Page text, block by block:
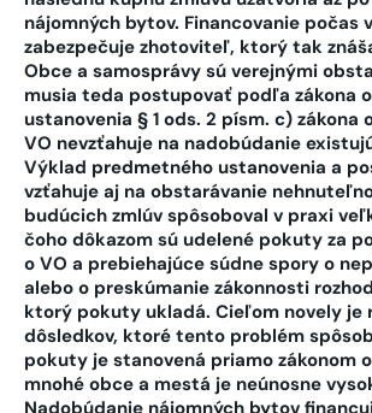
nájomných bytov. Financovanie počas
zabezpečuje zhotoviteľ, ktorý tak
Obce a samosprávy sú verejnými
musia teda postupovať podľa zákona
ustanovenia § 1 ods. 2 písm. c) zákona
VO nevzťahuje na nadobúdanie
Výklad predmetného ustanovenia a
vzťahuje aj na obstarávanie
budúcich zmlúv spôsoboval v praxi
čoho dôkazom sú udelené pokuty za
o VO a prebiehajúce súdne spory o
alebo o preskúmanie zákonnosti
ktorý pokuty ukladá. Cieľom novely je
dôsledkov, ktoré tento problém
pokuty je stanovená priamo zákonom
mnohé obce a mestá je neúnosne